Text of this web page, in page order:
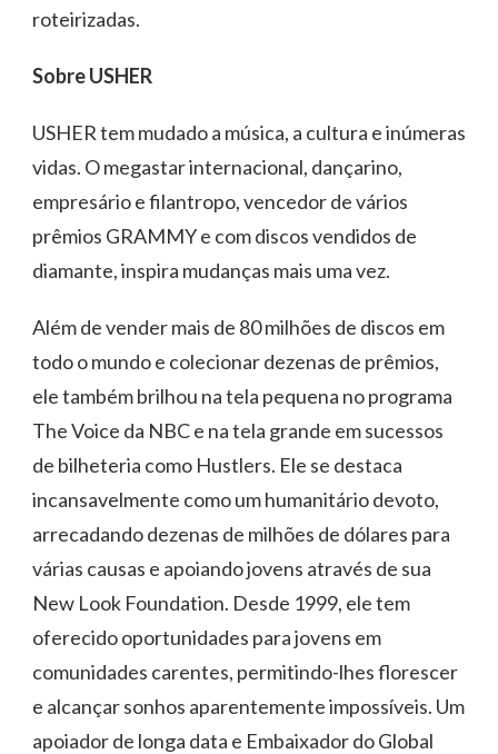
roteirizadas.
Sobre USHER
USHER tem mudado a música, a cultura e inúmeras
vidas. O megastar internacional, dançarino,
empresário e filantropo, vencedor de vários
prêmios GRAMMY e com discos vendidos de
diamante, inspira mudanças mais uma vez.
Além de vender mais de 80 milhões de discos em
todo o mundo e colecionar dezenas de prêmios,
ele também brilhou na tela pequena no programa
The Voice da NBC e na tela grande em sucessos
de bilheteria como Hustlers. Ele se destaca
incansavelmente como um humanitário devoto,
arrecadando dezenas de milhões de dólares para
várias causas e apoiando jovens através de sua
New Look Foundation. Desde 1999, ele tem
oferecido oportunidades para jovens em
comunidades carentes, permitindo-lhes florescer
e alcançar sonhos aparentemente impossíveis. Um
apoiador de longa data e Embaixador do Global